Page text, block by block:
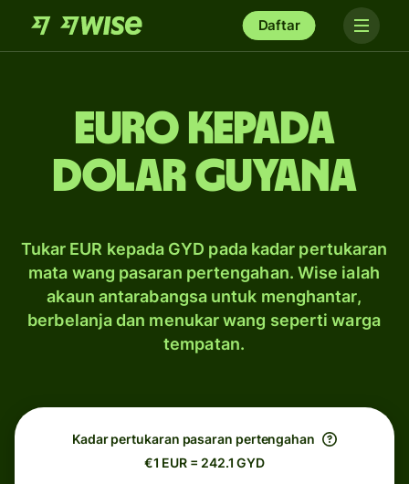
Daftar
Euro kepada
dolar Guyana
Tukar EUR kepada GYD pada kadar pertukaran
mata wang pasaran pertengahan. Wise ialah
akaun antarabangsa untuk menghantar,
berbelanja dan menukar wang seperti warga
tempatan.
Kadar pertukaran pasaran pertengahan
€1 EUR = 242.1 GYD